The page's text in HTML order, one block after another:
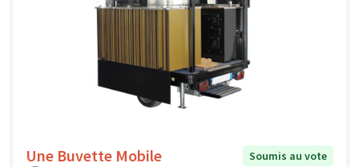
Une Buvette Mobile
Soumis au vote